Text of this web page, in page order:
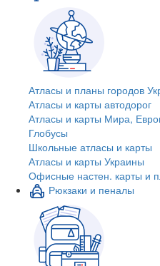
Атласы и планы городов
Атласы и карты автодорог
Атласы и карты Мира,
Глобусы
Школьные атласы и карты
Атласы и карты Украины
Офисные настен. карты и
Рюкзаки и пеналы